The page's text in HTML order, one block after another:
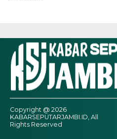
Copyright @ 2026
KABARSEPUTARJAMBI.ID, All
Rights Reserved